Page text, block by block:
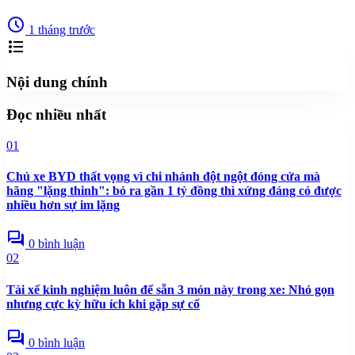
schedule 1 tháng trước
format_list_bulleted
Nội dung chính
Đọc nhiều nhất
01
Chủ xe BYD thất vọng vì chi nhánh đột ngột đóng cửa mà
hãng "lặng thinh": bỏ ra gần 1 tỷ đồng thì xứng đáng có được
nhiều hơn sự im lặng
forum 0 bình luận
02
Tài xế kinh nghiệm luôn để sẵn 3 món này trong xe: Nhỏ gọn
nhưng cực kỳ hữu ích khi gặp sự cố
forum 0 bình luận